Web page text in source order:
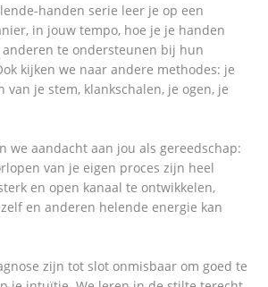
handen serie leer je op een
in jouw tempo, hoe je je handen
te ondersteunen bij hun
kijken we naar andere methodes: je
van je stem, klankschalen, je ogen, je
we aandacht aan jou als gereedschap:
van je eigen proces zijn heel
en open kanaal te ontwikkelen,
en anderen helende energie kan
zijn tot slot onmisbaar om goed te